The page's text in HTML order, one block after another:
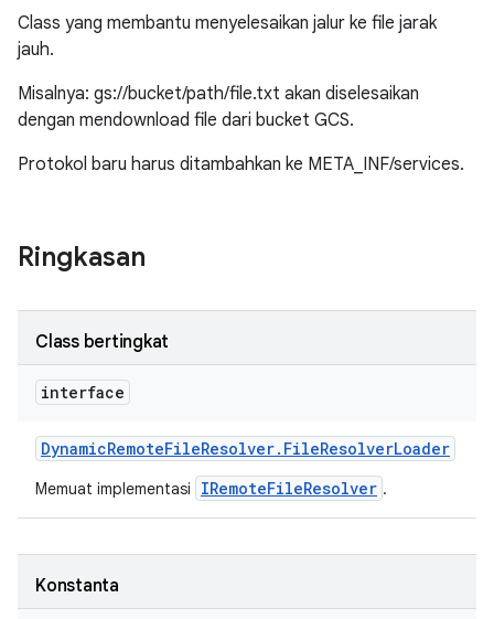
Class yang membantu menyelesaikan jalur ke file jarak
jauh.
Misalnya: gs://bucket/path/file.txt akan diselesaikan
dengan mendownload file dari bucket GCS.
Protokol baru harus ditambahkan ke META_INF/services.
Ringkasan
Class bertingkat
interface
DynamicRemoteFileResolver. FileResolverLoader
Memuat implementasi IRemoteFileResolver .
Konstanta